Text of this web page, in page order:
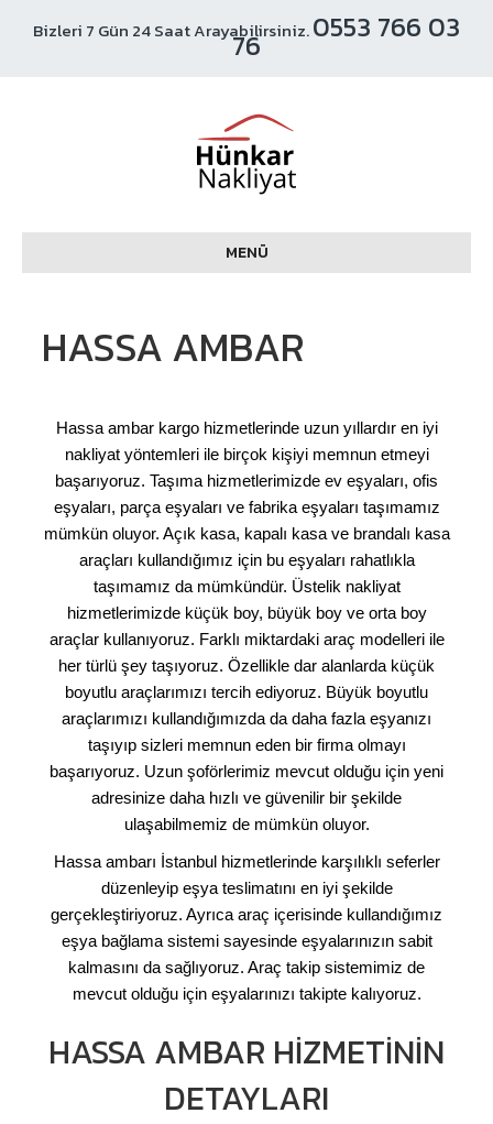
Bizleri 7 Gün 24 Saat Arayabilirsiniz.0553 766 03
76
MENÜ
HASSA AMBAR
Hassa ambar kargo hizmetlerinde uzun yıllardır en iyi
nakliyat yöntemleri ile birçok kişiyi memnun etmeyi
başarıyoruz. Taşıma hizmetlerimizde ev eşyaları, ofis
eşyaları, parça eşyaları ve fabrika eşyaları taşımamız
mümkün oluyor. Açık kasa, kapalı kasa ve brandalı kasa
araçları kullandığımız için bu eşyaları rahatlıkla
taşımamız da mümkündür. Üstelik nakliyat
hizmetlerimizde küçük boy, büyük boy ve orta boy
araçlar kullanıyoruz. Farklı miktardaki araç modelleri ile
her türlü şey taşıyoruz. Özellikle dar alanlarda küçük
boyutlu araçlarımızı tercih ediyoruz. Büyük boyutlu
araçlarımızı kullandığımızda da daha fazla eşyanızı
taşıyıp sizleri memnun eden bir firma olmayı
başarıyoruz. Uzun şoförlerimiz mevcut olduğu için yeni
adresinize daha hızlı ve güvenilir bir şekilde
ulaşabilmemiz de mümkün oluyor.
Hassa ambarı İstanbul hizmetlerinde karşılıklı seferler
düzenleyip eşya teslimatını en iyi şekilde
gerçekleştiriyoruz. Ayrıca araç içerisinde kullandığımız
eşya bağlama sistemi sayesinde eşyalarınızın sabit
kalmasını da sağlıyoruz. Araç takip sistemimiz de
mevcut olduğu için eşyalarınızı takipte kalıyoruz.
HASSA AMBAR HIZMETININ
DETAYLARI